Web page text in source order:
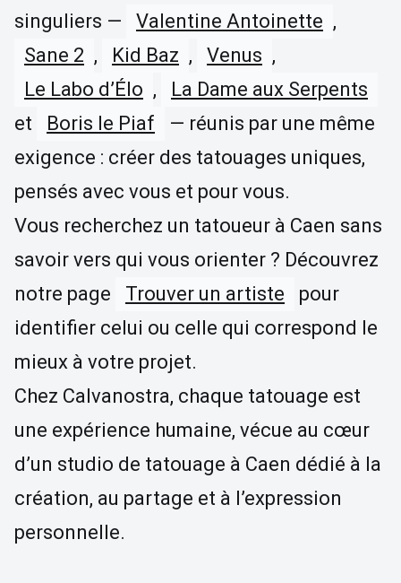
singuliers —
Valentine Antoinette ,
Sane 2 , Kid Baz , Venus ,
Le Labo d’Élo ,
La Dame aux Serpents
et
Boris le Piaf
— réunis par une même
exigence : créer des tatouages uniques,
pensés avec vous et pour vous.
Vous recherchez un tatoueur à Caen sans
savoir vers qui vous orienter ? Découvrez
notre page
Trouver un artiste
pour
identifier celui ou celle qui correspond le
mieux à votre projet.
Chez Calvanostra, chaque tatouage est
une expérience humaine, vécue au cœur
d’un studio de tatouage à Caen dédié à la
création, au partage et à l’expression
personnelle.